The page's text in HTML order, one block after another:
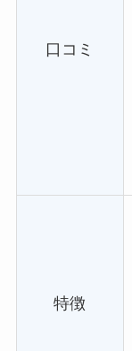
口コミ
特徴